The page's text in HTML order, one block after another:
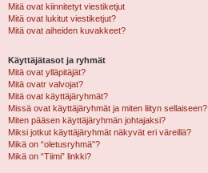
Mitä ovat kiinnitetyt viestiketjut
Mitä ovat lukitut viestiketjut?
Mitä ovat aiheiden kuvakkeet?
Käyttäjätasot ja ryhmät
Mitä ovat ylläpitäjät?
Mitä ovatr valvojat?
Mitä ovat käyttäjäryhmät?
Missä ovat käyttäjäryhmät ja miten liityn sellaiseen?
Miten pääsen käyttäjäryhmän johtajaksi?
Miksi jotkut käyttäjäryhmät näkyvät eri väreillä?
Mikä on “oletusryhmä”?
Mikä on “Tiimi” linkki?